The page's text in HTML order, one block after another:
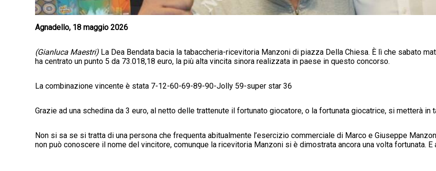
Agnadello, 18 maggio 2026
(Gianluca Maestri) La Dea Bendata bacia la tabaccheria-ricevitoria Manzoni di piazza Della Chiesa. È lì che sabato
ha centrato un punto 5 da 73.018,18 euro, la più alta vincita sinora realizzata in paese in questo concorso.
La combinazione vincente è stata 7-12-60-69-89-90-Jolly 59-super star 36
Grazie ad una schedina da 3 euro, al netto delle trattenute il fortunato giocatore, o la fortunata giocatrice, si metterà in
Non si sa se si tratta di una persona che frequenta abitualmente l’esercizio commerciale di Marco e Giuseppe
non può conoscere il nome del vincitore, comunque la ricevitoria Manzoni si è dimostrata ancora una volta fortunata.